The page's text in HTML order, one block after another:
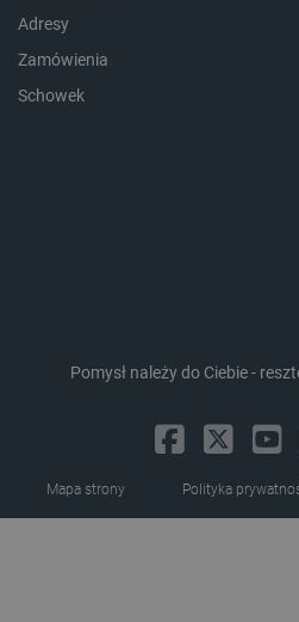
Adresy
Zamówienia
Schowek
Pomysł należy do Ciebie -
Mapa strony Polityka